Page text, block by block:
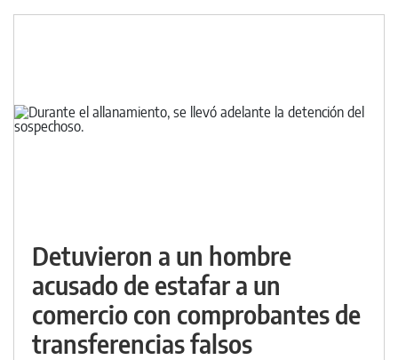
Detuvieron a un hombre
acusado de estafar a un
comercio con comprobantes de
transferencias falsos